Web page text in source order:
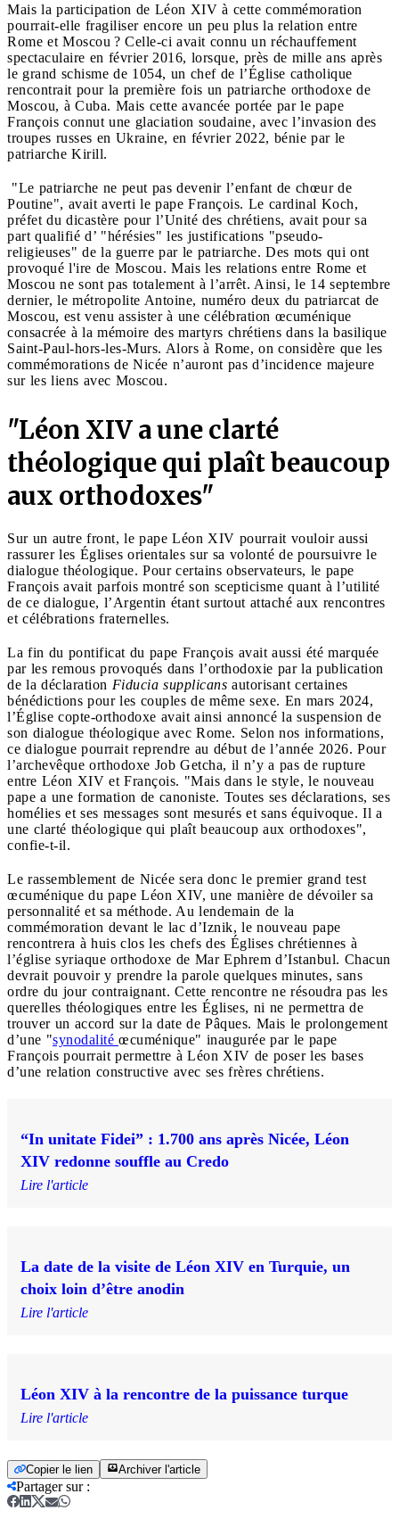
Mais la participation de Léon XIV à cette commémoration
pourrait-elle fragiliser encore un peu plus la relation entre
Rome et Moscou ? Celle-ci avait connu un réchauffement
spectaculaire en février 2016, lorsque, près de mille ans après
le grand schisme de 1054, un chef de l’Église catholique
rencontrait pour la première fois un patriarche orthodoxe de
Moscou, à Cuba. Mais cette avancée portée par le pape
François connut une glaciation soudaine, avec l’invasion des
troupes russes en Ukraine, en février 2022, bénie par le
patriarche Kirill.
"Le patriarche ne peut pas devenir l’enfant de chœur de
Poutine", avait averti le pape François. Le cardinal Koch,
préfet du dicastère pour l’Unité des chrétiens, avait pour sa
part qualifié d’ "hérésies" les justifications "pseudo-
religieuses" de la guerre par le patriarche. Des mots qui ont
provoqué l'ire de Moscou. Mais les relations entre Rome et
Moscou ne sont pas totalement à l’arrêt. Ainsi, le 14 septembre
dernier, le métropolite Antoine, numéro deux du patriarcat de
Moscou, est venu assister à une célébration œcuménique
consacrée à la mémoire des martyrs chrétiens dans la basilique
Saint-Paul-hors-les-Murs. Alors à Rome, on considère que les
commémorations de Nicée n’auront pas d’incidence majeure
sur les liens avec Moscou.
"Léon XIV a une clarté
théologique qui plaît beaucoup
aux orthodoxes"
Sur un autre front, le pape Léon XIV pourrait vouloir aussi
rassurer les Églises orientales sur sa volonté de poursuivre le
dialogue théologique. Pour certains observateurs, le pape
François avait parfois montré son scepticisme quant à l’utilité
de ce dialogue, l’Argentin étant surtout attaché aux rencontres
et célébrations fraternelles.
La fin du pontificat du pape François avait aussi été marquée
par les remous provoqués dans l’orthodoxie par la publication
de la déclaration Fiducia supplicans autorisant certaines
bénédictions pour les couples de même sexe. En mars 2024,
l’Église copte-orthodoxe avait ainsi annoncé la suspension de
son dialogue théologique avec Rome. Selon nos informations,
ce dialogue pourrait reprendre au début de l’année 2026. Pour
l’archevêque orthodoxe Job Getcha, il n’y a pas de rupture
entre Léon XIV et François. "Mais dans le style, le nouveau
pape a une formation de canoniste. Toutes ses déclarations, ses
homélies et ses messages sont mesurés et sans équivoque. Il a
une clarté théologique qui plaît beaucoup aux orthodoxes",
confie-t-il.
Le rassemblement de Nicée sera donc le premier grand test
œcuménique du pape Léon XIV, une manière de dévoiler sa
personnalité et sa méthode. Au lendemain de la
commémoration devant le lac d’Iznik, le nouveau pape
rencontrera à huis clos les chefs des Églises chrétiennes à
l’église syriaque orthodoxe de Mar Ephrem d’Istanbul. Chacun
devrait pouvoir y prendre la parole quelques minutes, sans
ordre du jour contraignant. Cette rencontre ne résoudra pas les
querelles théologiques entre les Églises, ni ne permettra de
trouver un accord sur la date de Pâques. Mais le prolongement
d’une "synodalité œcuménique" inaugurée par le pape
François pourrait permettre à Léon XIV de poser les bases
d’une relation constructive avec ses frères chrétiens.
“In unitate Fidei” : 1.700 ans après Nicée, Léon
XIV redonne souffle au Credo
Lire l'article
La date de la visite de Léon XIV en Turquie, un
choix loin d’être anodin
Lire l'article
Léon XIV à la rencontre de la puissance turque
Lire l'article
Copier le lien Archiver l'article
Partager sur: